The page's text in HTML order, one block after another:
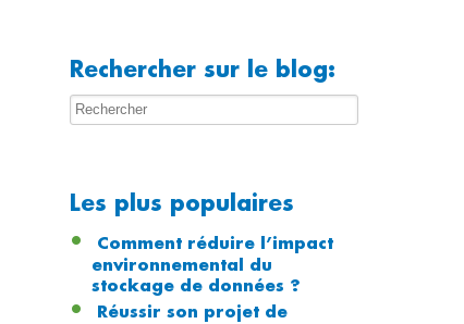
Rechercher sur le blog:
Les plus populaires
Comment réduire l’impact
environnemental du
stockage de données ?
Réussir son projet de